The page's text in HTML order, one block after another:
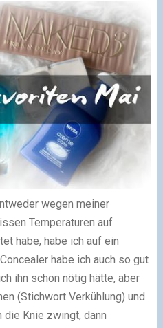
wegen meiner
Temperaturen auf
habe, habe ich auf ein
habe ich auch so gut
ihn schon nötig hätte, aber
(Stichwort Verkühlung) und
Knie zwingt, dann